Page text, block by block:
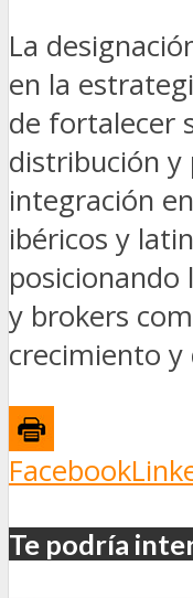
La
en la
de fortalecer
distribución y
integración
ibéricos y
posicionando
y brokers
crecimiento y
Facebook
Te podría